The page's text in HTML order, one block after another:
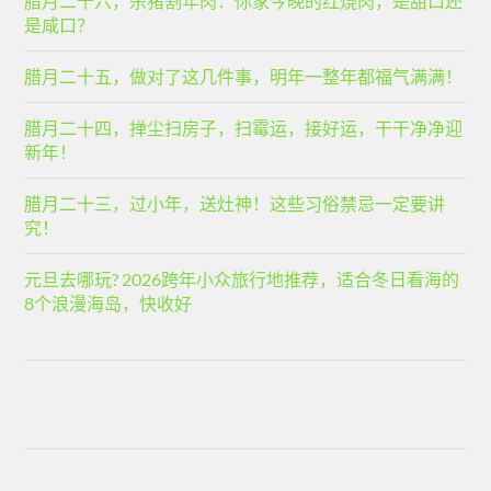
是咸口？
腊月二十五，做对了这几件事，明年一整年都福气满满！
腊月二十四，掸尘扫房子，扫霉运，接好运，干干净净迎
新年！
腊月二十三，过小年，送灶神！这些习俗禁忌一定要讲
究！
元旦去哪玩? 2026跨年小众旅行地推荐，适合冬日看海的
8个浪漫海岛，快收好